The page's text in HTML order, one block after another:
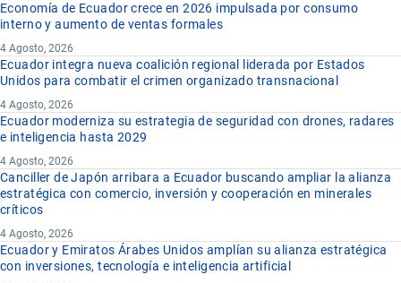
Economía de Ecuador crece en 2026 impulsada por consumo
interno y aumento de ventas formales
4 Agosto, 2026
Ecuador integra nueva coalición regional liderada por Estados
Unidos para combatir el crimen organizado transnacional
4 Agosto, 2026
Ecuador moderniza su estrategia de seguridad con drones, radares
e inteligencia hasta 2029
4 Agosto, 2026
Canciller de Japón arribara a Ecuador buscando ampliar la alianza
estratégica con comercio, inversión y cooperación en minerales
críticos
4 Agosto, 2026
Ecuador y Emiratos Árabes Unidos amplían su alianza estratégica
con inversiones, tecnología e inteligencia artificial